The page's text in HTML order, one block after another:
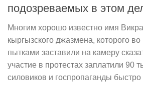
подозреваемых в этом
Многим хорошо известно имя
кыргызского джазмена, которого
пытками заставили на камеру
участие в протестах заплатили 90
силовиков и госпропаганды быстро